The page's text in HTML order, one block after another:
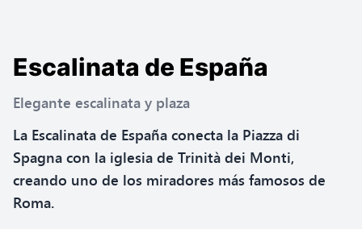
Escalinata de España
Elegante escalinata y plaza
La Escalinata de España conecta la Piazza di
Spagna con la iglesia de Trinità dei Monti,
creando uno de los miradores más famosos de
Roma.